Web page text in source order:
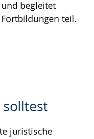
begleitet
teil.
juristische